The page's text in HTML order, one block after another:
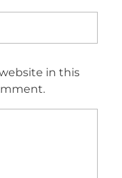
in this